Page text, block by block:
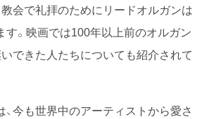
会で礼拝のためにリードオルガンは
す。映画では100年以上前のオルガン
いできた人たちについても紹介されて
、今も世界中のアーティストから愛さ